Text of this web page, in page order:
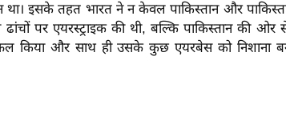
था। इसके तहत भारत ने न केवल पाकिस्तान और
पर एयरस्ट्राइक की थी, बल्कि पाकिस्तान की
किया और साथ ही उसके कुछ एयरबेस को निशाना